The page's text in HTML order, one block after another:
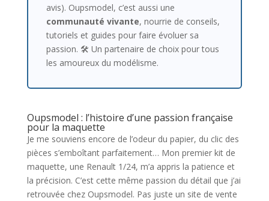
avis). Oupsmodel, c’est aussi une
communauté vivante, nourrie de conseils,
tutoriels et guides pour faire évoluer sa
passion. 🛠️ Un partenaire de choix pour tous
les amoureux du modélisme.
Oupsmodel : l’histoire d’une passion française
pour la maquette
Je me souviens encore de l’odeur du papier, du clic des
pièces s’emboîtant parfaitement… Mon premier kit de
maquette, une Renault 1/24, m’a appris la patience et
la précision. C’est cette même passion du détail que j’ai
retrouvée chez Oupsmodel. Pas juste un site de vente